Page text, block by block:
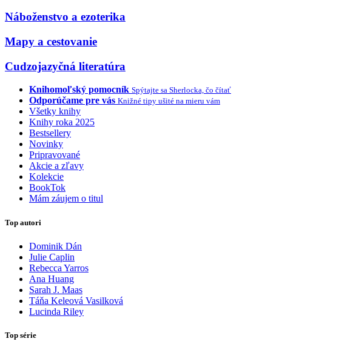
Náboženstvo a ezoterika
Mapy a cestovanie
Cudzojazyčná literatúra
Knihomoľský pomocník Spýtajte sa Sherlocka, čo čítať
Odporúčame pre vás Knižné tipy ušité na mieru vám
Všetky knihy
Knihy roka 2025
Bestsellery
Novinky
Pripravované
Akcie a zľavy
Kolekcie
BookTok
Mám záujem o titul
Top autori
Dominik Dán
Julie Caplin
Rebecca Yarros
Ana Huang
Sarah J. Maas
Táňa Keleová Vasilková
Lucinda Riley
Top série